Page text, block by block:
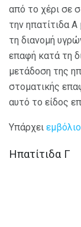
από το χέρι σε
την ηπατίτιδα
τη διανομή
επαφή κατά τη
μετάδοση της
στοματικής
αυτό το είδος
Υπάρχει εμβόλιο
Ηπατίτιδα Γ